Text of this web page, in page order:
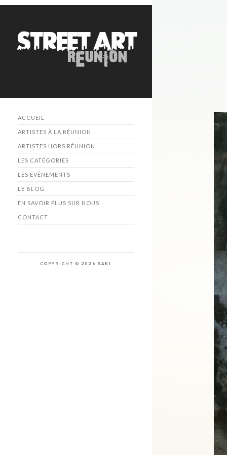
ACCUEIL
ARTISTES À LA RÉUNION
ARTISTES HORS RÉUNION
LES CATÉGORIES
LES EVÉNEMENTS
LE BLOG
EN SAVOIR PLUS SUR NOUS
CONTACT
COPYRIGHT © 2026 SARI